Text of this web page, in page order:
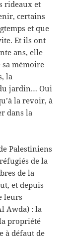
rideaux et
certains
et que
Et ils ont
ans, elle
sa mémoire
la
jardin… Oui
la revoir, à
dans la
Palestiniens
de la
de la
et depuis
leurs
Awda) : la
propriété
à défaut de